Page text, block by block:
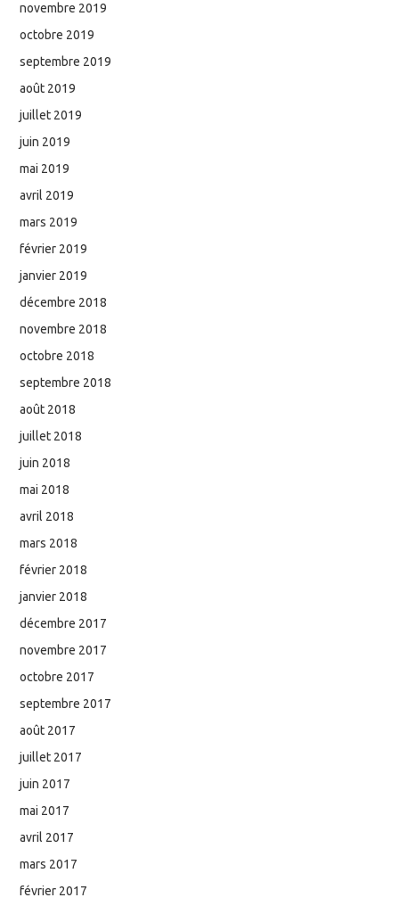
novembre 2019
octobre 2019
septembre 2019
août 2019
juillet 2019
juin 2019
mai 2019
avril 2019
mars 2019
février 2019
janvier 2019
décembre 2018
novembre 2018
octobre 2018
septembre 2018
août 2018
juillet 2018
juin 2018
mai 2018
avril 2018
mars 2018
février 2018
janvier 2018
décembre 2017
novembre 2017
octobre 2017
septembre 2017
août 2017
juillet 2017
juin 2017
mai 2017
avril 2017
mars 2017
février 2017